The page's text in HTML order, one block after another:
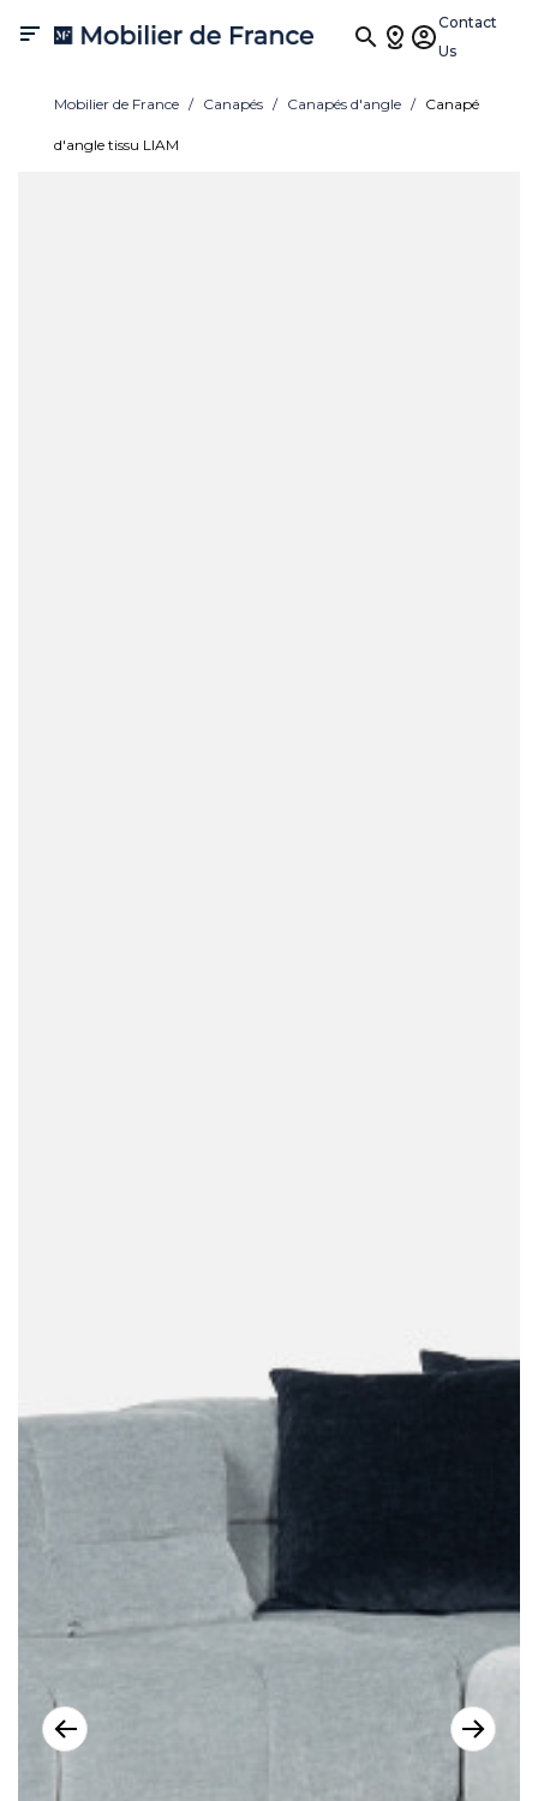

Contact
Us
Mobilier de France Canapés Canapés d'angle Canapé
d'angle tissu LIAM